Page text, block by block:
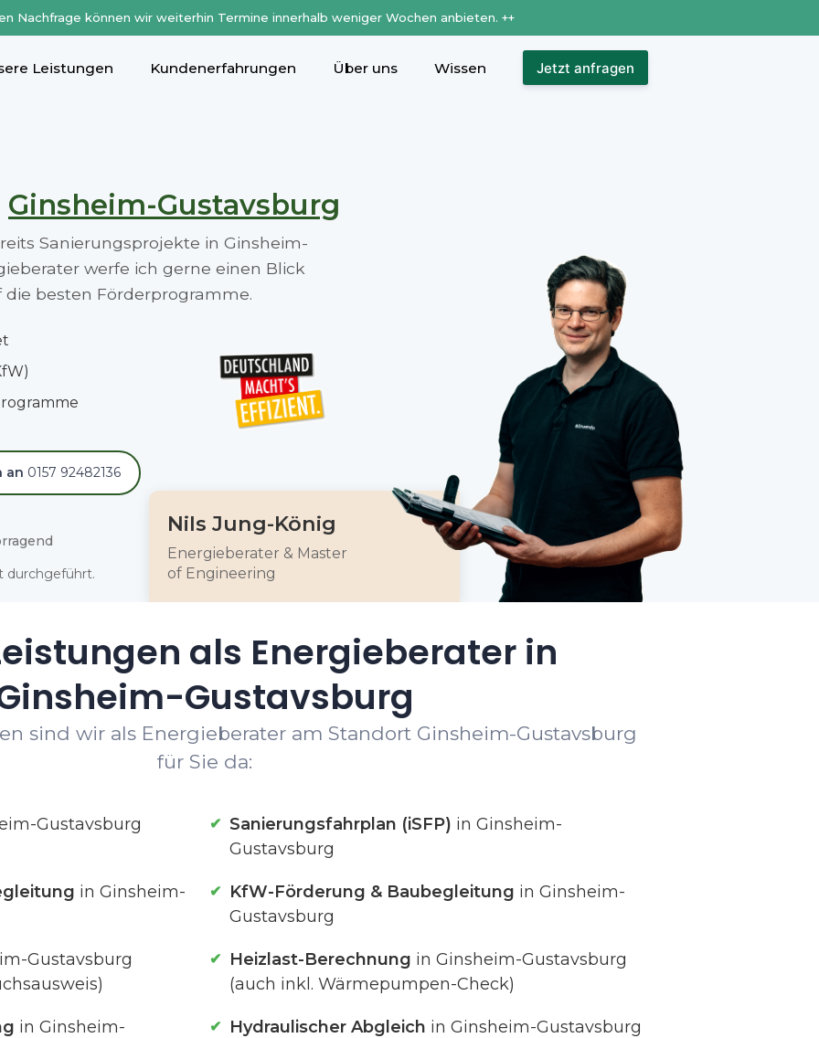
Nachfrage können wir weiterhin Termine innerhalb weniger Wochen anbieten. ++
Leistungen Kundenerfahrungen Über uns Wissen Jetzt anfragen
Ginsheim-Gustavsburg
Sanierungsprojekte in Ginsheim-
werfe ich gerne einen Blick
besten Förderprogramme.
an 0157 92482136
durchgeführt.
Nils Jung-König
Energieberater & Master
of Engineering
als Energieberater in
Gustavsburg
sind wir als Energieberater am Standort Ginsheim-Gustavsburg
für Sie da:
Gustavsburg Sanierungsfahrplan (iSFP) in Ginsheim-
Gustavsburg
in Ginsheim- KfW-Förderung & Baubegleitung in Ginsheim-
Gustavsburg
Gustavsburg
Heizlast-Berechnung in Ginsheim-Gustavsburg
(auch inkl. Wärmepumpen-Check)
in Ginsheim- Hydraulischer Abgleich in Ginsheim-Gustavsburg